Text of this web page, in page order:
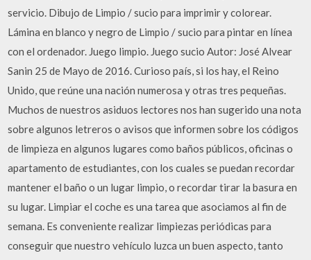
servicio. Dibujo de Limpio / sucio para imprimir y colorear.
Lámina en blanco y negro de Limpio / sucio para pintar en línea
con el ordenador. Juego limpio. Juego sucio Autor: José Alvear
Sanin 25 de Mayo de 2016. Curioso país, si los hay, el Reino
Unido, que reúne una nación numerosa y otras tres pequeñas.
Muchos de nuestros asiduos lectores nos han sugerido una nota
sobre algunos letreros o avisos que informen sobre los códigos
de limpieza en algunos lugares como baños públicos, oficinas o
apartamento de estudiantes, con los cuales se puedan recordar
mantener el baño o un lugar limpio, o recordar tirar la basura en
su lugar. Limpiar el coche es una tarea que asociamos al fin de
semana. Es conveniente realizar limpiezas periódicas para
conseguir que nuestro vehículo luzca un buen aspecto, tanto